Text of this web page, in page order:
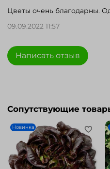
Цветы очень благодарны.
09.09.2022 11:57
Написать отзыв
Сопутствующие
Новинка